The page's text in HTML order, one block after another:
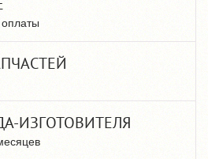
ИЗГОТОВИТЕЛЯ